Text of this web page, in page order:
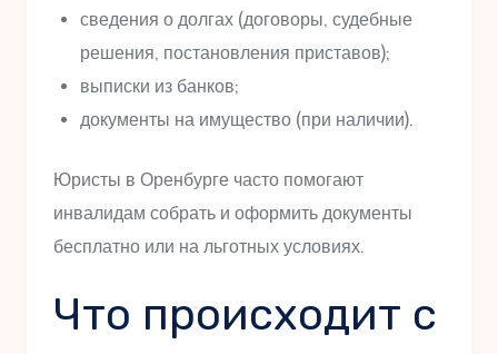
сведения о долгах (договоры, судебные
решения, постановления приставов);
выписки из банков;
документы на имущество (при наличии).
Юристы в Оренбурге часто помогают
инвалидам собрать и оформить документы
бесплатно или на льготных условиях.
Что происходит с